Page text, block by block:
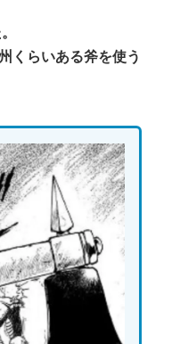
くらいある斧を使う